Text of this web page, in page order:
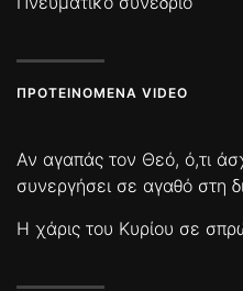
ΠΡΟΤΕΙΝΌΜΕΝΑ VIDEO
Αν αγαπάς τον Θεό, ό,τι
συνεργήσει σε αγαθό στη
Η χάρις του Κυρίου σε